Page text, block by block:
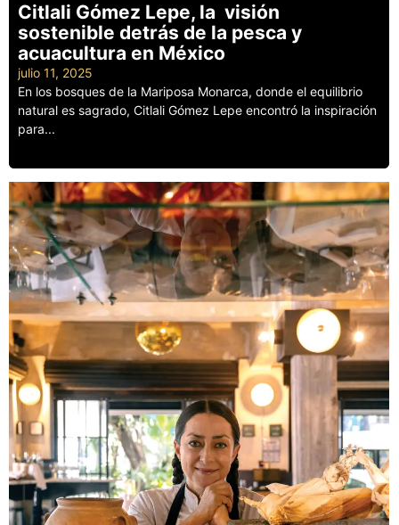
Citlali Gómez Lepe, la visión
sostenible detrás de la pesca y
acuacultura en México
julio 11, 2025
En los bosques de la Mariposa Monarca, donde el equilibrio
natural es sagrado, Citlali Gómez Lepe encontró la inspiración
para...